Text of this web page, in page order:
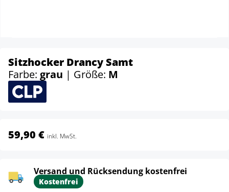
Sitzhocker Drancy Samt
Farbe: grau | Größe: M
59,90 € inkl. MwSt.
Versand und Rücksendung kostenfrei
Kostenfrei